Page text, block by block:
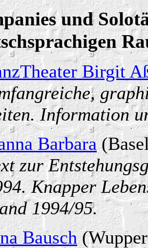
und
Birgit
Information
Barbara
zur
Knapper
1994/95.
Bausch